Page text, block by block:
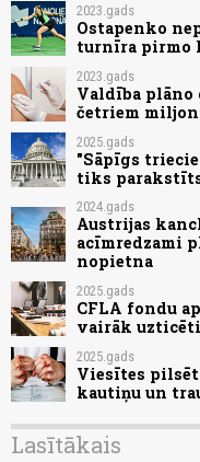
2023.gads
Ostapenko
turnīra pirmo
2023.gads
Valdība
četriem
2025.gads
"Sāpīgs
tiks
2024.gads
Austrijas
acīmredzami
nopietna
2025.gads
CFLA fondu
vairāk
2025.gads
Viesītes
kautiņu un
Lasītākais